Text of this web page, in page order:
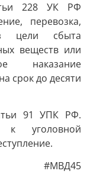
228 УК РФ
перевозка,
цели сбыта
веществ или
наказание
срок до десяти
91 УПК РФ.
уголовной
#МВД45